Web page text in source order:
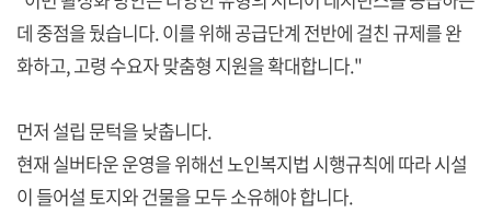
데 중점을 뒀습니다. 이를 위해 공급단계 전반에 걸친 규제를 완
화하고, 고령 수요자 맞춤형 지원을 확대합니다."
먼저 설립 문턱을 낮춥니다.
현재 실버타운 운영을 위해선 노인복지법 시행규칙에 따라 시설
이 들어설 토지와 건물을 모두 소유해야 합니다.